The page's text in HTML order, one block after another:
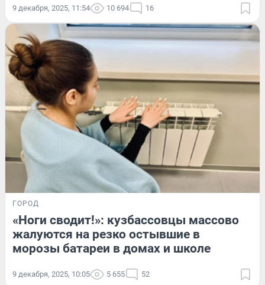
9 декабря, 2025, 11:54 10 694 16
ГОРОД
«Ноги сводит!»: кузбассовцы массово
жалуются на резко остывшие в
морозы батареи в домах и школе
9 декабря, 2025, 10:05 5 655 52